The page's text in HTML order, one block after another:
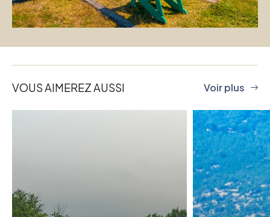
VOUS AIMEREZ AUSSI Voir plus